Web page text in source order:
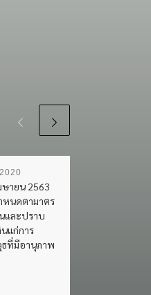
ายน 2563
นดตามาตร
และปราบ
แก่การ
ธที่มีอานุภาพ